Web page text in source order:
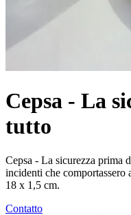
Cepsa - La
tutto
Cepsa - La sicurezza prima
incidenti che comportassero
18 x 1,5 cm.
Contatto